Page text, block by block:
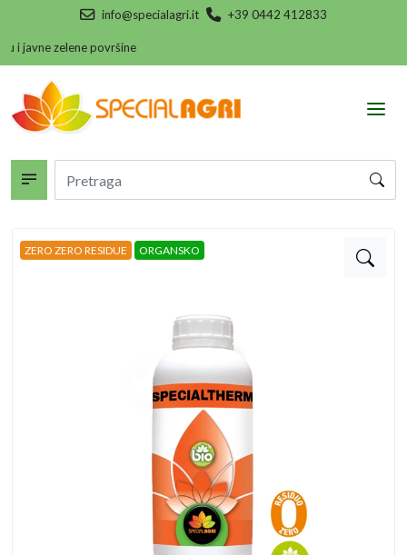
info@specialagri.it +39 0442 412833
i javne zelene površine
ZERO ZERO RESIDUE ORGANSKO